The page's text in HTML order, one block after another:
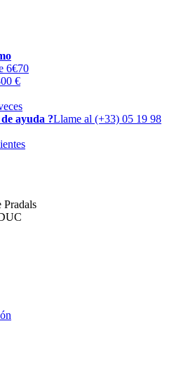
6€70
€
ayuda ?Llame al (+33) 05 19 98
Pradals